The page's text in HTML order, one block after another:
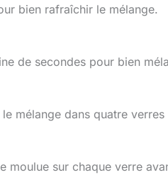
bien rafraîchir le mélange.
de secondes pour bien
mélange dans quatre
moulue sur chaque verre